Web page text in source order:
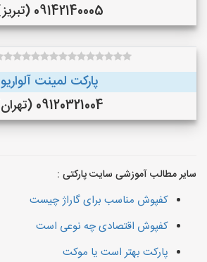
09142140005 (تبریز)
پارکت لمینت آلواریو
09120321004 (تهران)
سایر مطالب آموزشی سایت پارکتی :
کفپوش مناسب برای گاراژ چیست
کفپوش اقتصادی چه نوعی است
پارکت بهتر است یا موکت